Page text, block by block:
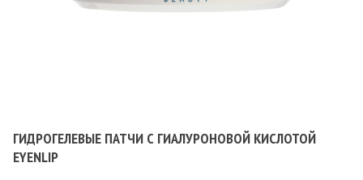
ГИДРОГЕЛЕВЫЕ ПАТЧИ С ГИАЛУРОНОВОЙ КИСЛОТОЙ
EYENLIP